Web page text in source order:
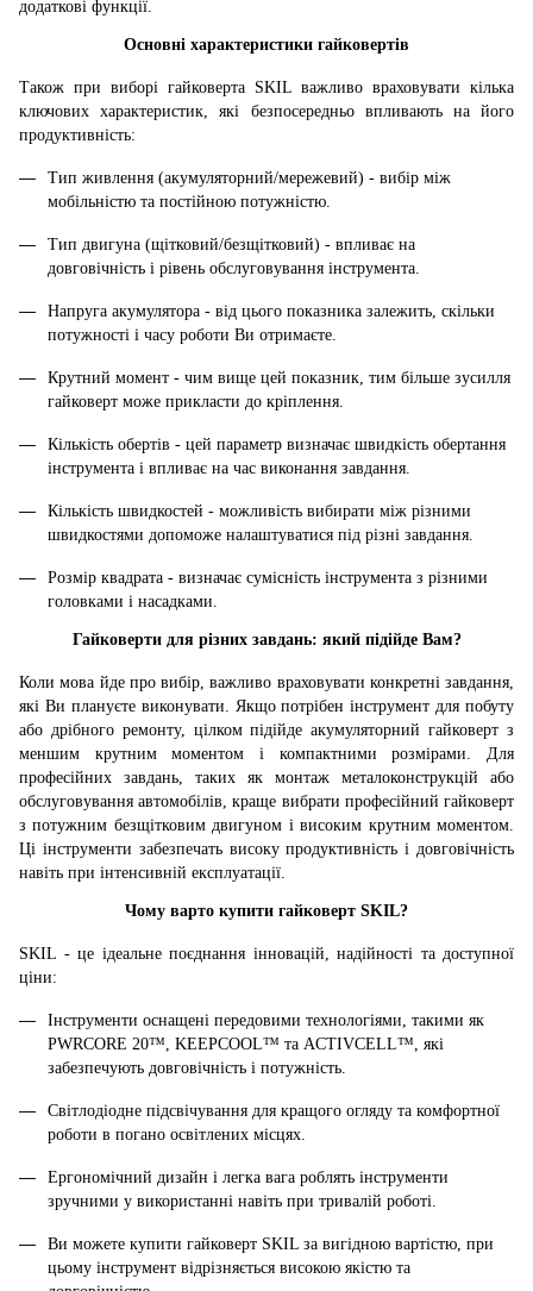
додаткові функції.
Основні характеристики гайковертів
Також при виборі гайковерта SKIL важливо враховувати кілька
ключових характеристик, які безпосередньо впливають на його
продуктивність:
Тип живлення (акумуляторний/мережевий) - вибір між
мобільністю та постійною потужністю.
Тип двигуна (щітковий/безщітковий) - впливає на
довговічність і рівень обслуговування інструмента.
Напруга акумулятора - від цього показника залежить, скільки
потужності і часу роботи Ви отримаєте.
Крутний момент - чим вище цей показник, тим більше зусилля
гайковерт може прикласти до кріплення.
Кількість обертів - цей параметр визначає швидкість обертання
інструмента і впливає на час виконання завдання.
Кількість швидкостей - можливість вибирати між різними
швидкостями допоможе налаштуватися під різні завдання.
Розмір квадрата - визначає сумісність інструмента з різними
головками і насадками.
Гайковерти для різних завдань: який підійде Вам?
Коли мова йде про вибір, важливо враховувати конкретні завдання,
які Ви плануєте виконувати. Якщо потрібен інструмент для побуту
або дрібного ремонту, цілком підійде акумуляторний гайковерт з
меншим крутним моментом і компактними розмірами. Для
професійних завдань, таких як монтаж металоконструкцій або
обслуговування автомобілів, краще вибрати професійний гайковерт
з потужним безщітковим двигуном і високим крутним моментом.
Ці інструменти забезпечать високу продуктивність і довговічність
навіть при інтенсивній експлуатації.
Чому варто купити гайковерт SKIL?
SKIL - це ідеальне поєднання інновацій, надійності та доступної
ціни:
Інструменти оснащені передовими технологіями, такими як
PWRCORE 20™, KEEPCOOL™ та ACTIVCELL™, які
забезпечують довговічність і потужність.
Світлодіодне підсвічування для кращого огляду та комфортної
роботи в погано освітлених місцях.
Ергономічний дизайн і легка вага роблять інструменти
зручними у використанні навіть при тривалій роботі.
Ви можете купити гайковерт SKIL за вигідною вартістю, при
цьому інструмент відрізняється високою якістю та